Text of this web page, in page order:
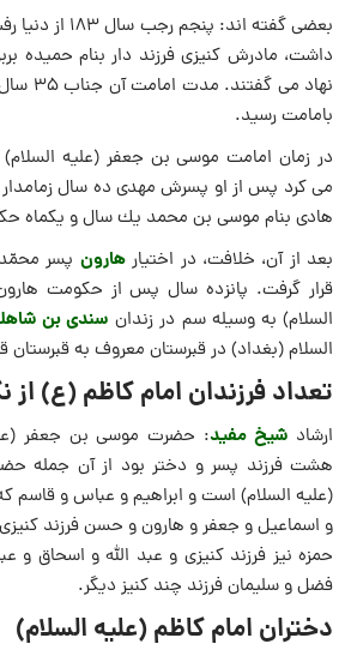
داشت، مادرش كنیزى فرزند دار بنام حمیده
نهاد
بامامت رسید.
در زمان امامت موسى بن جعفر (علیه
می كرد پس از او پسرش مهدى ده سال زمامدار
هادى بنام موسى بن محمد یك سال و یكماه
بعد از آن، خلافت، در اختیارهارون پسر
قرار گرفت. پانزده سال پس از حكومت
السلام) به وسیله سم در زندان سندى بن
السلام (بغداد) در قبرستان معروف به
تعداد فرزندان امام کاظم (ع)
ارشاد شیخ مفید: حضرت موسى بن جعفر
هشت فرزند پسر و دختر بود از آن جمله
(علیه السلام) است و ابراهیم و عباس و قاسم
و اسماعیل و جعفر و هارون و حسن فرزند
حمزه نیز فرزند كنیزى و عبد اللَّه و اسحاق و
فضل و سلیمان فرزند چند كنیز دیگر.
دختران امام کاظم (علیه السلام)